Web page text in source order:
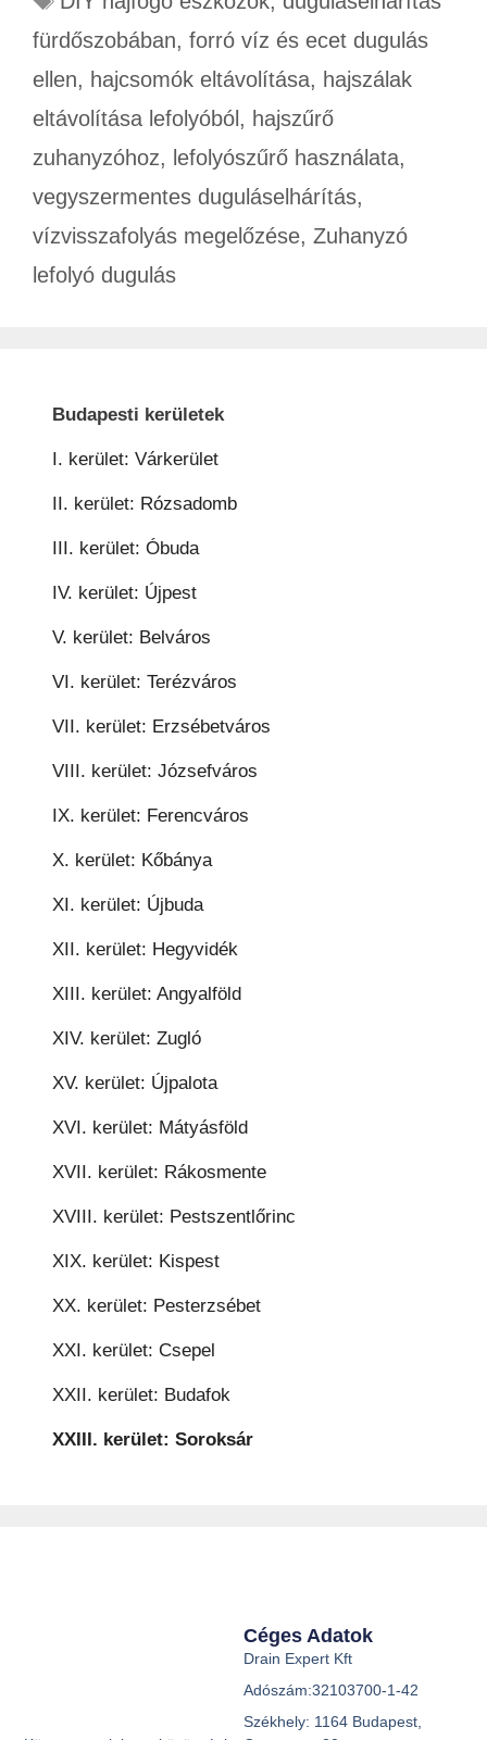
fürdőszobában, forró víz és ecet dugulás
ellen, hajcsomók eltávolítása, hajszálak
eltávolítása lefolyóból , hajszűrő
zuhanyzóhoz, lefolyószűrő használata,
vegyszermentes duguláselhárítás,
vízvisszafolyás megelőzése, Zuhanyzó
lefolyó dugulás
Budapesti kerületek
I. kerület: Várkerület
II. kerület: Rózsadomb
III. kerület: Óbuda
IV. kerület: Újpest
V. kerület: Belváros
VI. kerület: Terézváros
VII. kerület: Erzsébetváros
VIII. kerület: Józsefváros
IX. kerület: Ferencváros
X. kerület: Kőbánya
XI. kerület: Újbuda
XII. kerület: Hegyvidék
XIII. kerület: Angyalföld
XIV. kerület: Zugló
XV. kerület: Újpalota
XVI. kerület: Mátyásföld
XVII. kerület: Rákosmente
XVIII. kerület: Pestszentlőrinc
XIX. kerület: Kispest
XX. kerület: Pesterzsébet
XXI. kerület: Csepel
XXII. kerület: Budafok
XXIII. kerület: Soroksár
Céges Adatok
Drain Expert Kft
Adószám:32103700-1-42
Székhely: 1164 Budapest,